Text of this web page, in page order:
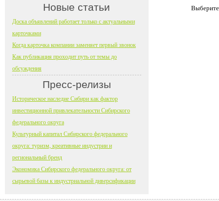
Новые статьи
Доска объявлений работает только с актуальными
карточками
Когда карточка компании заменяет первый звонок
Как публикация проходит путь от темы до
обсуждения
Пресс-релизы
Историческое наследие Сибири как фактор
инвестиционной привлекательности Сибирского
федерального округа
Культурный капитал Сибирского федерального
округа: туризм, креативные индустрии и
региональный бренд
Экономика Сибирского федерального округа: от
сырьевой базы к индустриальной диверсификации